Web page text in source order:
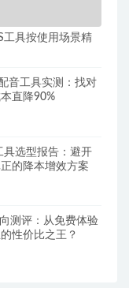
工具按使用场景精
音工具实测：找对
直降90%
具选型报告：避开
的降本增效方案
测评：从免费体验
性价比之王？